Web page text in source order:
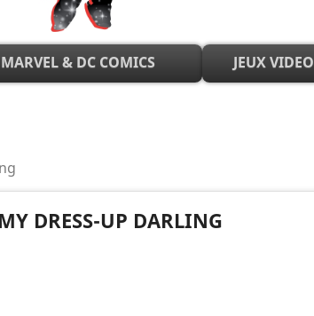
MARVEL & DC COMICS JEUX VIDEO
DRESS-UP DARLING